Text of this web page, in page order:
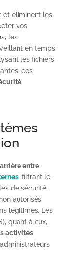
et éliminent les
vos
les
en temps
les fichiers
ces
entre
, filtrant le
de sécurité
autorisés
légitimes. Les
quant à eux,
activités